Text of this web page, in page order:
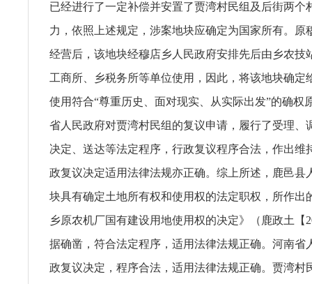
已经进行了一定补偿并安置了贾湾村民组及后街两个
力，依照上述规定，涉案地块应确定为国家所有。原
经营后，该地块经穆店乡人民政府安排先后由乡农技
工商所、乡税务所等单位使用，因此，将该地块确定
使用符合“尊重历史、面对现实、从实际出发”的确权
省人民政府对贾湾村民组的复议申请，履行了受理、
决定、送达等法定程序，行政复议程序合法，作出维
政复议决定适用法律法规亦正确。综上所述，鹿邑县
块具有确定土地所有权和使用权的法定职权，所作出
乡原农机厂国有建设用地使用权的决定》（鹿政土【
据确凿，符合法定程序，适用法律法规正确。河南省
政复议决定，程序合法，适用法律法规正确。贾湾村